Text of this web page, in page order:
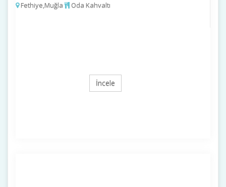
Fethiye,Muğla Oda Kahvaltı
İncele